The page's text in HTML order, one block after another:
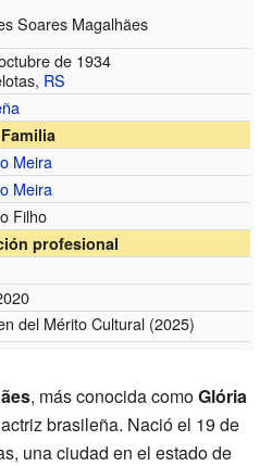
Soares Magalhães
de 1934
RS
Familia
Meira
Meira
Filho
profesional
del Mérito Cultural (2025)
, más conocida comoGlória
brasileña. Nació el 19 de
una ciudad en el estado de